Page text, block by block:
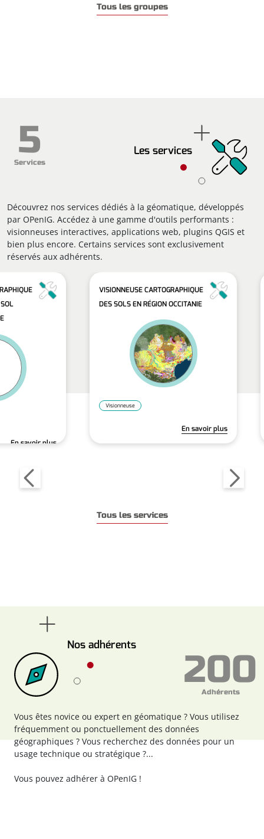
Tous les groupes
Les services
Découvrez nos services dédiés à la géomatique, développés
par OPenIG. Accédez à une gamme d'outils performants :
visionneuses interactives, applications web, plugins QGIS et
bien plus encore. Certains services sont exclusivement
réservés aux adhérents.
5
Services
En savoir plus
VISIONNEUSE CARTOGRAPHIQUE
DES SOLS EN RÉGION OCCITANIE
Visionneuse
En savoir plus
Tous les services
Nos adhérents
Vous êtes novice ou expert en géomatique ? Vous utilisez
fréquemment ou ponctuellement des données
géographiques ? Vous recherchez des données pour un
usage technique ou stratégique ?...
Vous pouvez adhérer à OPenIG !
200
Adhérents